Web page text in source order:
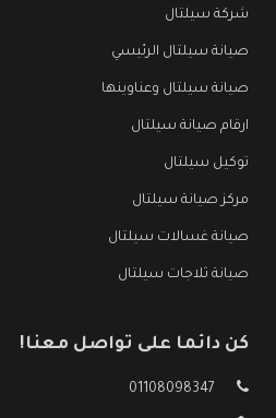
شركة سيلتال
صيانة سيلتال الرئيسي
صيانة سيلتال وعناوينها
ارقام صيانة سيلتال
توكيل سيلتال
مركز صيانة سيلتال
صيانة غسالات سيلتال
صيانة ثلاجات سيلتال
كن دائما على تواصل معنا!
01108098347